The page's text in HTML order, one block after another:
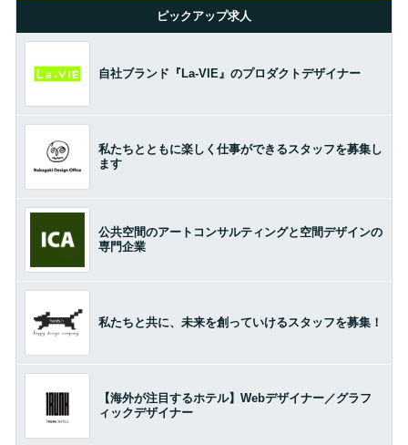
ピックアップ求人
自社ブランド『La-VIE』のプロダクトデザイナー
私たちとともに楽しく仕事ができるスタッフを募集し
ます
公共空間のアートコンサルティングと空間デザインの
専門企業
私たちと共に、未来を創っていけるスタッフを募集！
【海外が注目するホテル】Webデザイナー／グラフ
ィックデザイナー